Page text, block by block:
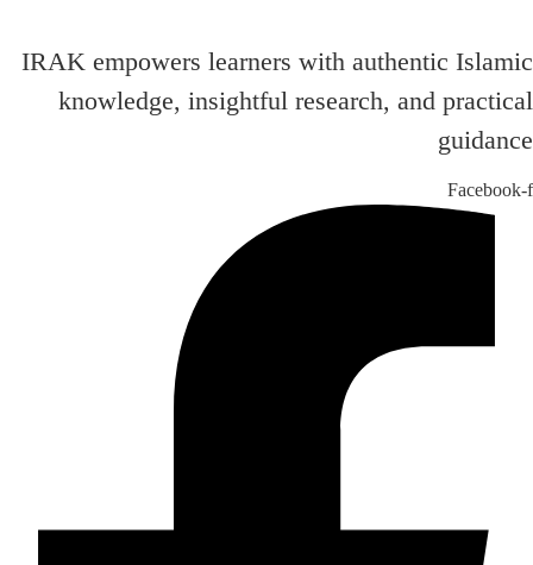
IRAK empowers learners with authentic Islamic
knowledge, insightful research, and practical
guidance
Facebook-f